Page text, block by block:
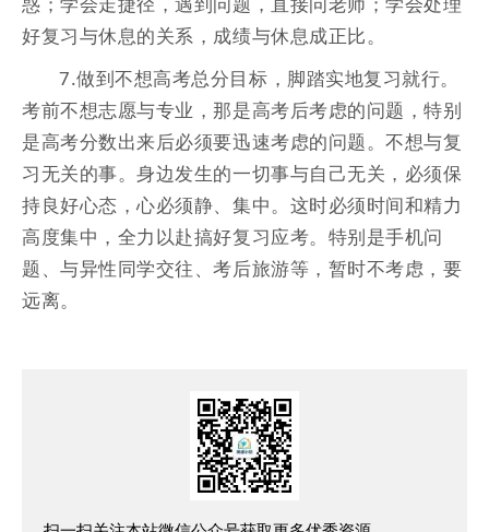
好复习与休息的关系，成绩与休息成正比。
7.做到不想高考总分目标，脚踏实地复习就行。
考前不想志愿与专业，那是高考后考虑的问题，特别
是高考分数出来后必须要迅速考虑的问题。不想与复
习无关的事。身边发生的一切事与自己无关，必须保
持良好心态，心必须静、集中。这时必须时间和精力
高度集中，全力以赴搞好复习应考。特别是手机问
题、与异性同学交往、考后旅游等，暂时不考虑，要
远离。